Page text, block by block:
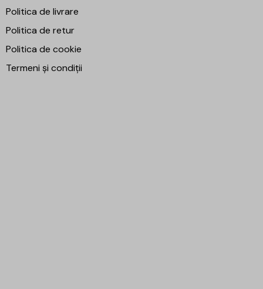
Politica de livrare
Politica de retur
Politica de cookie
Termeni și condiții